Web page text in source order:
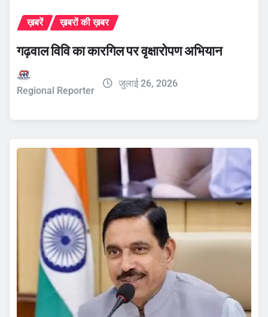
ख़बरें ख़बरों की ख़बर
गढ़वाल विवि का कारगिल पर वृक्षारोपण अभियान
Regional Reporter
जुलाई 26, 2026